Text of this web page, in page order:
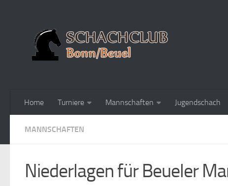
Home Turniere Mannschaften Jugendschach
MANNSCHAFTEN
Niederlagen für Beueler